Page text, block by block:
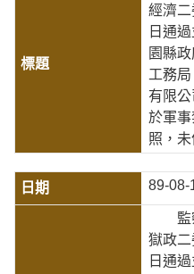
經濟二
日通
園縣
工務
有限
於軍
照，
89-08-
監察
獄政二
日通